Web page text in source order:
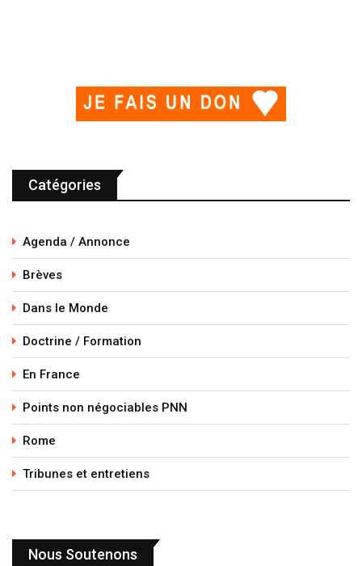
Catégories
Agenda / Annonce
Brèves
Dans le Monde
Doctrine / Formation
En France
Points non négociables PNN
Rome
Tribunes et entretiens
Nous Soutenons